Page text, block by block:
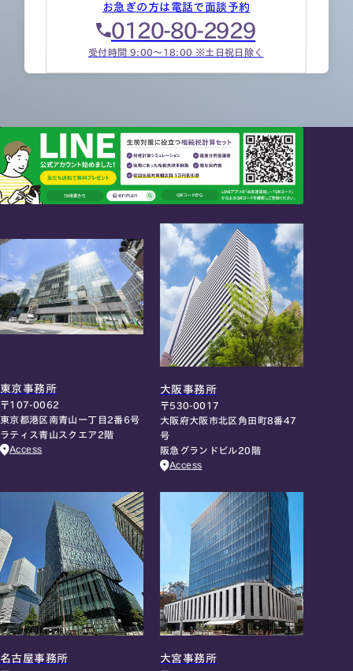
お急ぎの方は電話で面談予約
0120-80-2929
受付時間 9:00～18:00 ※土日祝日除く
東京事務所
〒107-0062
東京都港区南青山一丁目2番6号
ラティス青山スクエア2階
Access
大阪事務所
〒530-0017
大阪府大阪市北区角田町8番47
号
阪急グランドビル20階
Access
名古屋事務所 大宮事務所